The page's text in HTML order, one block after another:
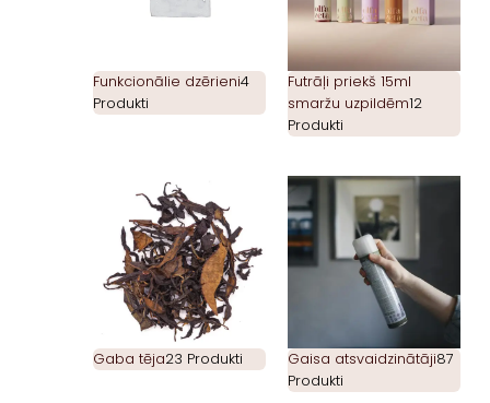
Funkcionālie dzērieni4
Produkti
Futrāļi priekš 15ml
smaržu uzpildēm12
Produkti
Gaba tēja23 Produkti Gaisa atsvaidzinātāji87
Produkti